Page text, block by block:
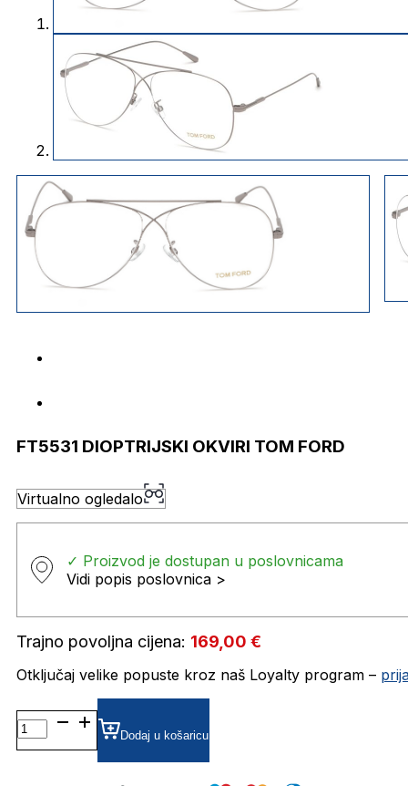
FT5531 DIOPTRIJSKI OKVIRI TOM FORD
Virtualno ogledalo
✓ Proizvod je dostupan u poslovnicama
Vidi popis poslovnica >
Trajno povoljna cijena: 169,00 €
Otključaj velike popuste kroz naš Loyalty program –
FT5531 DIOPTRIJSKI
OKVIRI
TOM
Dodaj u košaricu